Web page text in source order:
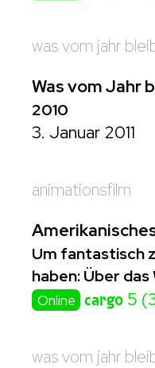
was vom jahr
Was vom Jahr
2010
3. Januar 2011
animationsfilm
Um fantastisch
haben: Über
Online cargo 5
was vom jahr